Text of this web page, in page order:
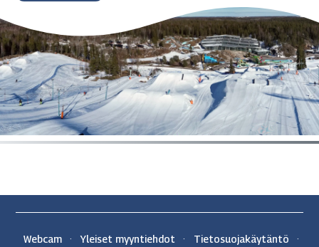
Webcam Yleiset myyntiehdot Tietosuojakäytäntö